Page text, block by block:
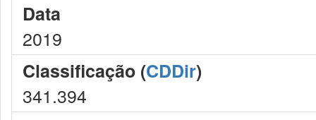
Data
2019
Classificação (CDDir)
341.394